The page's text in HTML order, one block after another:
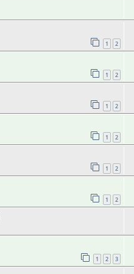
1 2
1 2
1 2
1 2
1 2
1 2
1 2 3